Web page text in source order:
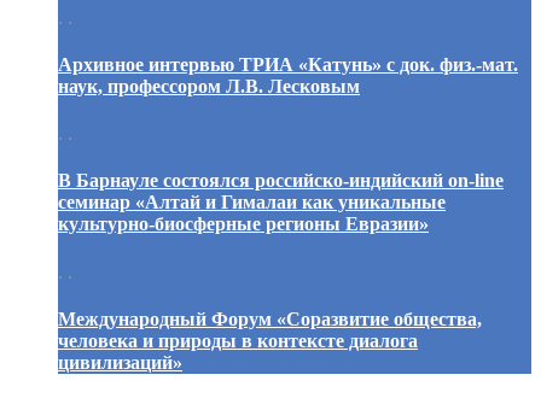
. .
Архивное интервью ТРИА «Катунь» с док. физ.-мат.
наук, профессором Л.В. Лесковым
. .
В Барнауле состоялся российско-индийский on-line
семинар «Алтай и Гималаи как уникальные
культурно-биосферные регионы Евразии»
. .
Международный Форум «Соразвитие общества,
человека и природы в контексте диалога
цивилизаций»